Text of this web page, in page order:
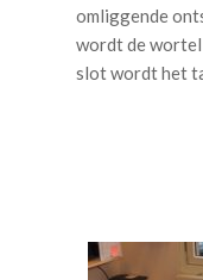
omliggende
wordt de
slot wordt het